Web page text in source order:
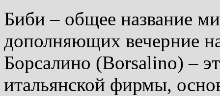
Биби – общее название
дополняющих вечерние
Борсалино (Borsalino) –
итальянской фирмы,